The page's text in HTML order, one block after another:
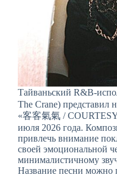
Тайваньский R&B-
The Crane) представил
«客客氣氣 /
июля 2026 года.
привлечь внимание
своей эмоциональной
минималистичному
Название песни можно